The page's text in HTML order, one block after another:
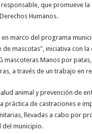
que promueve la
Humanos.
en marco del programa
de mascotas", iniciativa con
mascoteras Manos por patas,
a través de un trabajo en
animal y prevención de
práctica de castraciones e
llevadas a cabo por
del municipio.